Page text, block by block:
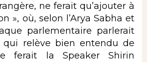
ne ferait qu’ajouter à
», où, selon l’Arya Sabha et
parlementaire parlerait
qui relève bien entendu de
ferait la Speaker Shirin